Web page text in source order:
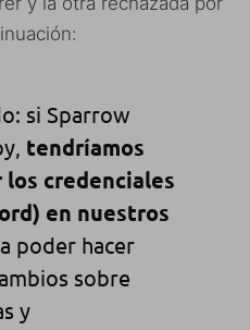
si Sparrow
tendríamos
los credenciales
en nuestros
poder hacer
sobre
y